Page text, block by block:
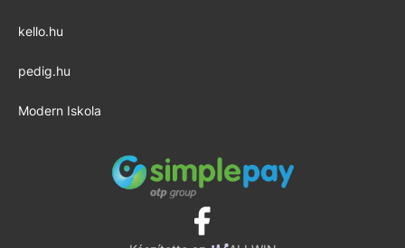
kello.hu
pedig.hu
Modern Iskola